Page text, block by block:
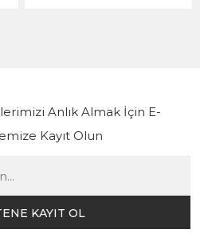
Anlık Almak İçin E-
Kayıt Olun
KAYIT OL